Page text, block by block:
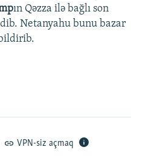
ın Qəzza ilə bağlı son
Netanyahu bunu bazar
VPN-siz açmaq